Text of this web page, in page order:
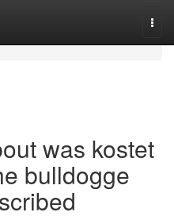
was kostet
bulldogge